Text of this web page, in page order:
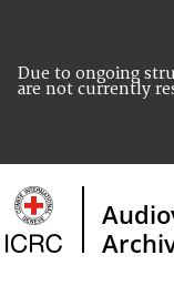
Due to ongoing
are not currently